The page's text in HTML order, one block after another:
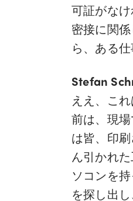
可証がな
密接に関
ら、ある
Stefan
ええ、こ
前は、現
は皆、印
ん引かれ
ソコンを
を探し出